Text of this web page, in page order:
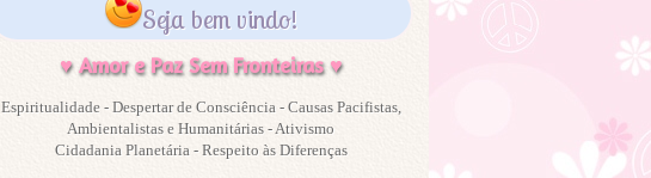
Seja bem vindo!
♥ Amor e Paz Sem Fronteiras ♥
Espiritualidade - Despertar de Consciência - Causas Pacifistas,
Ambientalistas e Humanitárias - Ativismo
Cidadania Planetária - Respeito às Diferenças